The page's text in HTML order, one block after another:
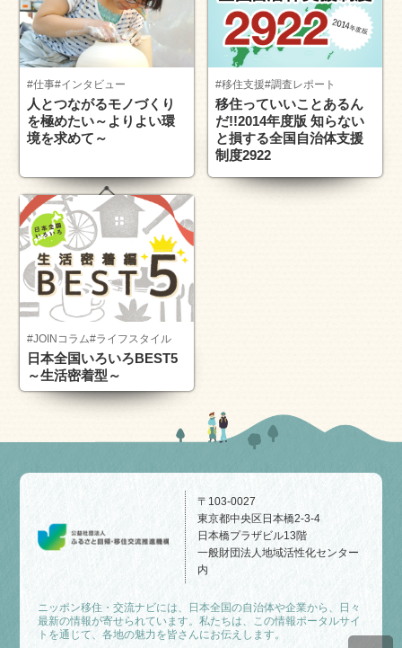
#仕事#インタビュー
人とつながるモノづくり
を極めたい～よりよい環
境を求めて～
#移住支援#調査レポート
移住っていいことあるん
だ!!2014年度版 知らない
と損する全国自治体支援
制度2922
#JOINコラム#ライフスタイル
日本全国いろいろBEST5
～生活密着型～
〒103-0027
東京都中央区日本橋2-3-4
日本橋プラザビル13階
一般財団法人地域活性化センター
内
ニッポン移住・交流ナビには、日本全国の自治体や企業から、日々
最新の情報が寄せられています。私たちは、この情報ポータルサイ
トを通じて、各地の魅力を皆さんにお伝えします。